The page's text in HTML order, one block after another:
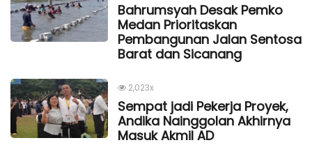
Bahrumsyah Desak Pemko
Medan Prioritaskan
Pembangunan Jalan Sentosa
Barat dan Sicanang
2,023x
Sempat jadi Pekerja Proyek,
Andika Nainggolan Akhirnya
Masuk Akmil AD